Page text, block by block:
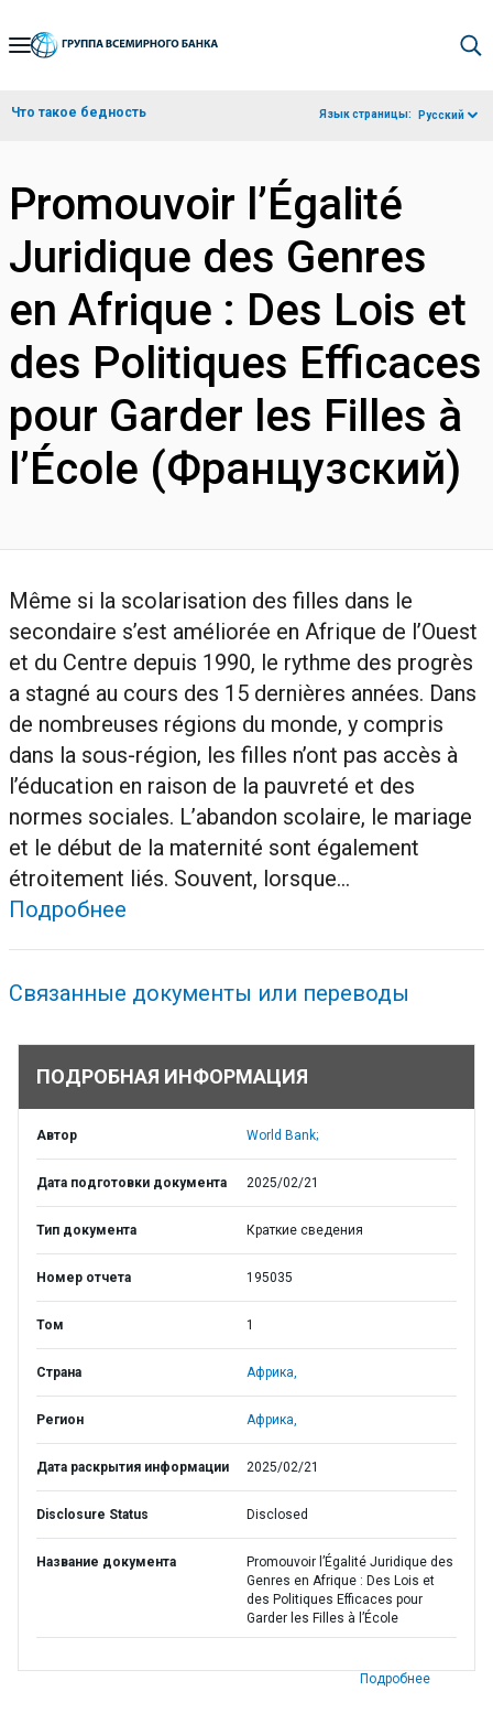
Skip
Navigation
Что такое бедность Язык страницы: Русский
Promouvoir l’Égalité
Juridique des Genres
en Afrique : Des Lois et
des Politiques Efficaces
pour Garder les Filles à
l’École (Французский)
Même si la scolarisation des filles dans le
secondaire s’est améliorée en Afrique de l’Ouest
et du Centre depuis 1990, le rythme des progrès
a stagné au cours des 15 dernières années. Dans
de nombreuses régions du monde, y compris
dans la sous-région, les filles n’ont pas accès à
l’éducation en raison de la pauvreté et des
normes sociales. L’abandon scolaire, le mariage
et le début de la maternité sont également
étroitement liés. Souvent, lorsque...
Подробнее
Связанные документы или переводы
ПОДРОБНАЯ ИНФОРМАЦИЯ
Автор World Bank;
Дата подготовки документа 2025/02/21
Тип документа Краткие сведения
Номер отчета 195035
Том 1
Страна Африка,
Регион Африка,
Дата раскрытия информации 2025/02/21
Disclosure Status Disclosed
Название документа
Promouvoir l’Égalité Juridique des
Genres en Afrique : Des Lois et
des Politiques Efficaces pour
Garder les Filles à l’École
Подробнее